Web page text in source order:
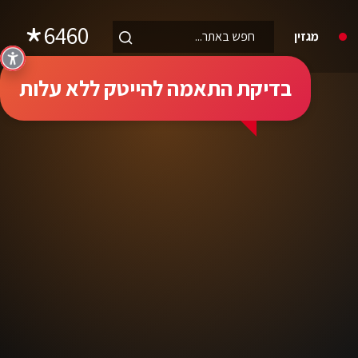
מגזין 6460
בדיקת התאמה להייטק ללא עלות